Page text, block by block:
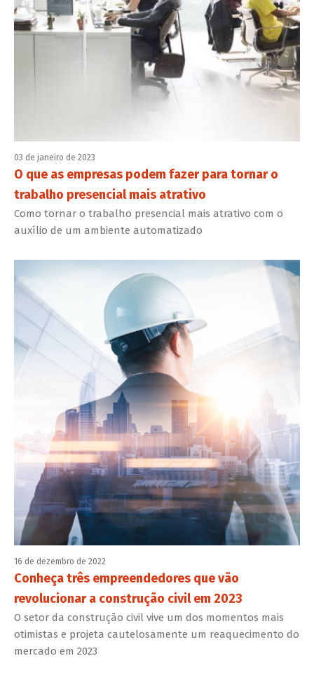
03 de janeiro de 2023
O que as empresas podem fazer para tornar o
trabalho presencial mais atrativo
Como tornar o trabalho presencial mais atrativo com o
auxílio de um ambiente automatizado
16 de dezembro de 2022
Conheça três empreendedores que vão
revolucionar a construção civil em 2023
O setor da construção civil vive um dos momentos mais
otimistas e projeta cautelosamente um reaquecimento do
mercado em 2023